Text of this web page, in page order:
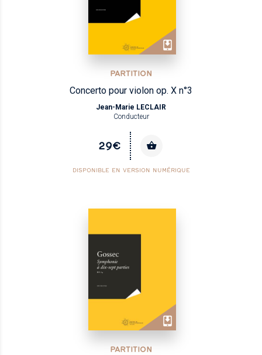
PARTITION
Concerto pour violon op. X n°3
Jean-Marie LECLAIR
Conducteur
29€
DISPONIBLE EN VERSION NUMÉRIQUE
PARTITION